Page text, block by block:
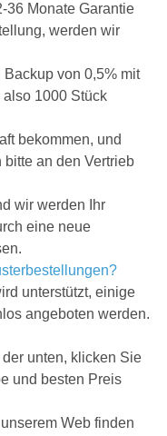
36 Monate Garantie
werden wir
von 0,5% mit
1000 Stück
bekommen, und
an den Vertrieb
wir werden Ihr
eine neue
unterstützt, einige
angeboten werden.
unten, klicken Sie
und besten Preis
Web finden